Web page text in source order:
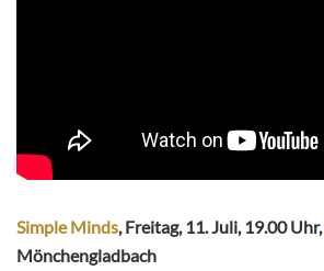
Simple Minds, Freitag, 11. Juli, 19.00 Uhr,
Mönchengladbach